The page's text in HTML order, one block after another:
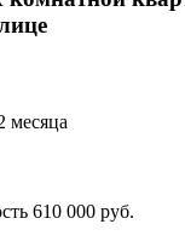
месяца
610 000 руб.